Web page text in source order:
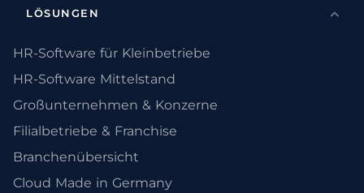
LÖSUNGEN
HR-Software für Kleinbetriebe
HR-Software Mittelstand
Großunternehmen & Konzerne
Filialbetriebe & Franchise
Branchenübersicht
Cloud Made in Germany